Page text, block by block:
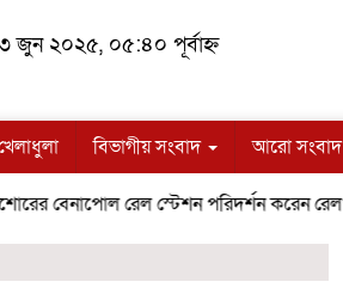
জুন ২০২৫, ০৫:৪০ পূর্বাহ্ন
বিভাগীয় সংবাদ আরো সংবাদ
বেনাপোল রেল স্টেশন পরিদর্শন করেন